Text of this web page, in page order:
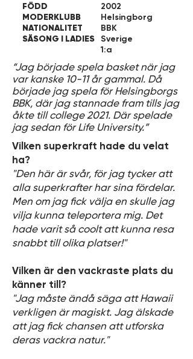
FÖDD
MODERKLUBB
NATIONALITET
SÄSONG I LADIES
2002
Helsingborg
BBK
Sverige
1:a
“Jag började spela basket när jag
var kanske 10-11 år gammal. Då
började jag spela för Helsingborgs
BBK, där jag stannade fram tills jag
åkte till college 2021. Där spelade
jag sedan för Life University.”
Vilken superkraft hade du velat
ha?
"Den här är svår, för jag tycker att
alla superkrafter har sina fördelar.
Men om jag fick välja en skulle jag
vilja kunna teleportera mig. Det
hade varit så coolt att kunna resa
snabbt till olika platser!"
Vilken är den vackraste plats du
känner till?
"Jag måste ändå säga att Hawaii
verkligen är magiskt. Jag älskade
att jag fick chansen att utforska
deras vackra natur."